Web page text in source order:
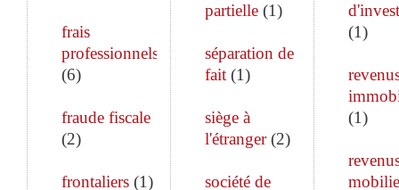
frais
professionnels
(6)
fraude fiscale
(2)
frontaliers (1)
partielle(1)
séparation de
fait(1)
siège à
l'étranger(2)
société de
(1)
(1)